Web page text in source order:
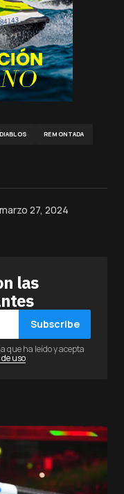
DIABLOS REMONTADA
marzo 27, 2024
las
Subscribe
que ha leído y acepta
uso